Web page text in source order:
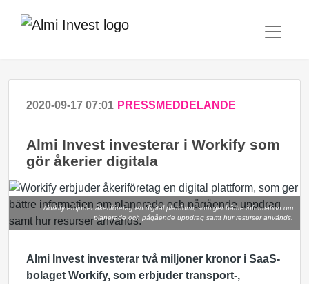
2020-09-17 07:01 PRESSMEDDELANDE
Almi Invest investerar i Workify som
gör åkerier digitala
Workify erbjuder åkeriföretag en digital plattform, som ger bättre information om
planerade och pågående uppdrag samt hur resurser används.
Almi Invest investerar två miljoner kronor i SaaS-
bolaget Workify, som erbjuder transport-,